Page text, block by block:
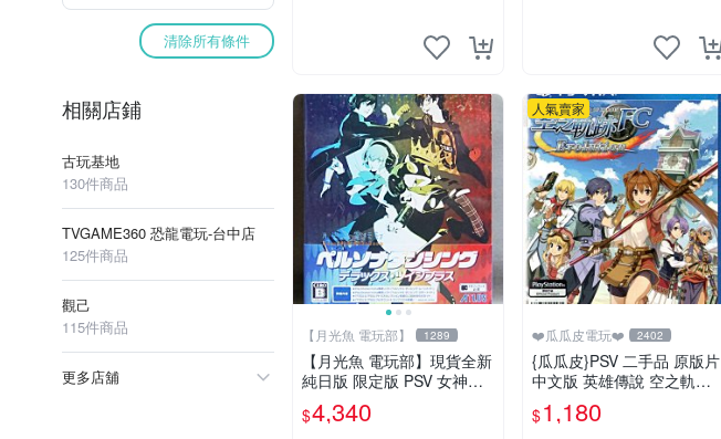
清除所有條件
相關店鋪
古玩基地
130件商品
TVGAME360 恐龍電玩-台中店
125件商品
觀己
115件商品
更多店舖
【月光魚 電玩部】 1289
【月光魚 電玩部】現貨全新
純日版 限定版 PSV 女神異
聞錄熱舞 雙重加值包 雙重pl
us 星夜熱舞 月夜熱舞
$4,340
人氣賣家
❤️瓜瓜皮電玩❤️ 2402
{瓜瓜皮}PSV 二手品 原版片
中文版 英雄傳說 空之軌跡
FC Evolution(遊戲都有回
收)
$1,180